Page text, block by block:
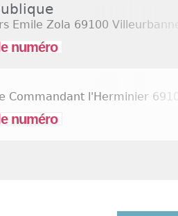
Emile Zola 69100
numéro
Commandant l'Herminier
numéro